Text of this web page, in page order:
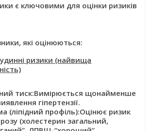
є ключовими для оцінки ризиків
які оцінюються:
ризики (найвища
тиск:Вимірюється щонайменше
гіпертензії.
(ліпідний профіль):Оцінює ризик
(холестерин загальний,